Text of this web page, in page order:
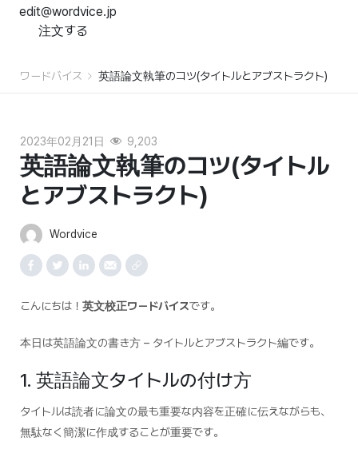
edit@wordvice.jp
注文する
ワードバイス 英語論文執筆のコツ(タイトルとアブストラクト)
2023年02月21日 9,203
英語論文執筆のコツ(タイトル
とアブストラクト)
Wordvice
こんにちは！ 英文校正ワードバイスです。
本日は英語論文の書き方 – タイトルとアブストラクト編です。
1. 英語論文タイトルの付け方
タイトルは読者に論文の最も重要な内容を正確に伝えながらも、
無駄なく簡潔に作成することが重要です。